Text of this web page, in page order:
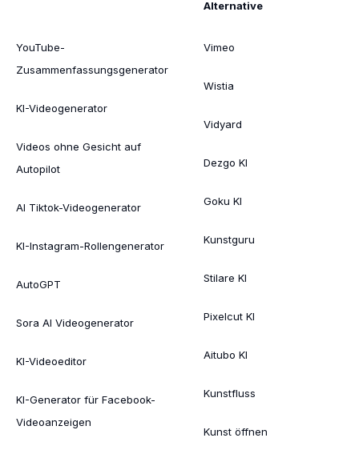
YouTube-
Zusammenfassungsgenerator
KI-Videogenerator
Videos ohne Gesicht auf
Autopilot
AI Tiktok-Videogenerator
KI-Instagram-Rollengenerator
AutoGPT
Sora AI Videogenerator
KI-Videoeditor
KI-Generator für Facebook-
Videoanzeigen
Alternative
Vimeo
Wistia
Vidyard
Dezgo KI
Goku KI
Kunstguru
Stilare KI
Pixelcut KI
Aitubo KI
Kunstfluss
Kunst öffnen